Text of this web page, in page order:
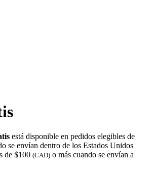
está disponible en pedidos elegibles de
se envían dentro de los Estados Unidos
de $100 (CAD) o más cuando se envían a